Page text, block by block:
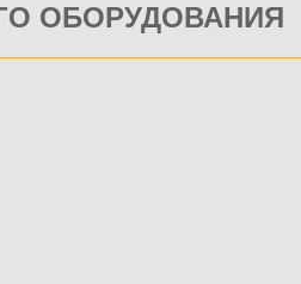
ОБОРУДОВАНИЯ